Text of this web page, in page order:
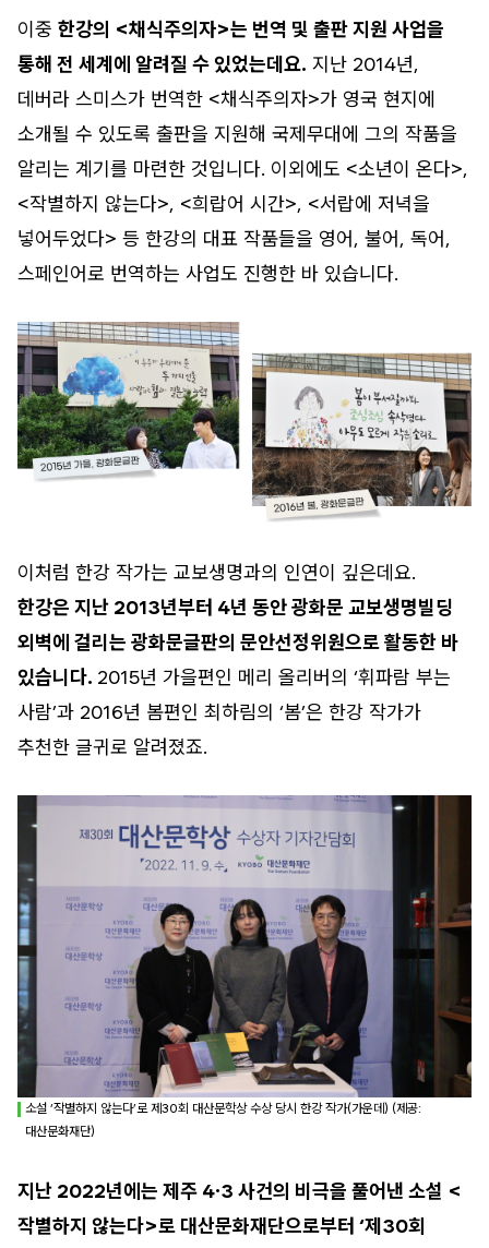
이중 한강의 <채식주의자>는 번역 및 출판 지원 사업을
통해 전 세계에 알려질 수 있었는데요. 지난 2014년,
데버라 스미스가 번역한 <채식주의자>가 영국 현지에
소개될 수 있도록 출판을 지원해 국제무대에 그의 작품을
알리는 계기를 마련한 것입니다. 이외에도 <소년이 온다>,
<작별하지 않는다>, <희랍어 시간>, <서랍에 저녁을
넣어두었다> 등 한강의 대표 작품들을 영어, 불어, 독어,
스페인어로 번역하는 사업도 진행한 바 있습니다.
이처럼 한강 작가는 교보생명과의 인연이 깊은데요.
한강은 지난 2013년부터 4년 동안 광화문 교보생명빌딩
외벽에 걸리는 광화문글판의 문안선정위원으로 활동한 바
있습니다. 2015년 가을편인 메리 올리버의 ‘휘파람 부는
사람’과 2016년 봄편인 최하림의 ‘봄’은 한강 작가가
추천한 글귀로 알려졌죠.
소설 ‘작별하지 않는다’로 제30회 대산문학상 수상 당시 한강 작가(가운데) (제공:
대산문화재단)
지난 2022년에는 제주 4·3 사건의 비극을 풀어낸 소설 <
작별하지 않는다>로 대산문화재단으로부터 ‘제30회